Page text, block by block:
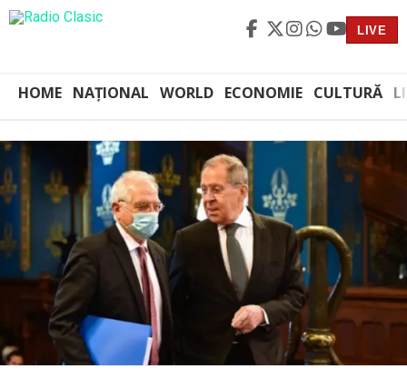
LIVE
HOME NAȚIONAL WORLD ECONOMIE CULTURĂ